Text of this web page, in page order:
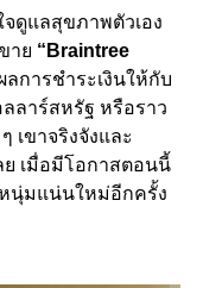
ดูแลสุขภาพตัวเอง
าย “Braintree
การชำระเงินให้กับ
ลาร์สหรัฐ หรือราว
เขาจริงจังและ
ย เมื่อมีโอกาสตอนนี้
นุ่มแน่นใหม่อีกครั้ง